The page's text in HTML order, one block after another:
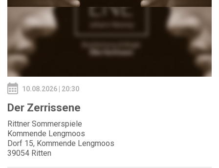
10.08.2026 | 20:30
Der Zerrissene
Rittner Sommerspiele
Kommende Lengmoos
Dorf 15, Kommende Lengmoos
39054 Ritten